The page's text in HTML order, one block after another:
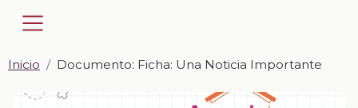
Inicio Documento: Ficha: Una Noticia Importante